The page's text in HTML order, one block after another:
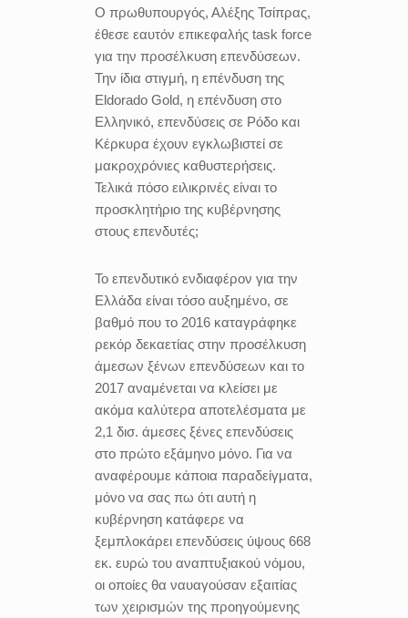
Ο πρωθυπουργός, Αλέξης Τσίπρας,
έθεσε εαυτόν επικεφαλής task force
για την προσέλκυση επενδύσεων.
Την ίδια στιγμή, η επένδυση της
Eldorado Gold, η επένδυση στο
Ελληνικό, επενδύσεις σε Ρόδο και
Κέρκυρα έχουν εγκλωβιστεί σε
μακροχρόνιες καθυστερήσεις.
Τελικά πόσο ειλικρινές είναι το
προσκλητήριο της κυβέρνησης
στους επενδυτές;
Το επενδυτικό ενδιαφέρον για την
Ελλάδα είναι τόσο αυξημένο, σε
βαθμό που το 2016 καταγράφηκε
ρεκόρ δεκαετίας στην προσέλκυση
άμεσων ξένων επενδύσεων και το
2017 αναμένεται να κλείσει με
ακόμα καλύτερα αποτελέσματα με
2,1 δισ. άμεσες ξένες επενδύσεις
στο πρώτο εξάμηνο μόνο. Για να
αναφέρουμε κάποια παραδείγματα,
μόνο να σας πω ότι αυτή η
κυβέρνηση κατάφερε να
ξεμπλοκάρει επενδύσεις ύψους 668
εκ. ευρώ του αναπτυξιακού νόμου,
οι οποίες θα ναυαγούσαν εξαιτίας
των χειρισμών της προηγούμενης